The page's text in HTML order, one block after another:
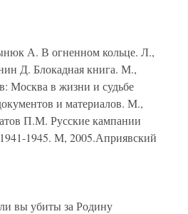
А. В огненном кольце. Л.,
Д. Блокадная книга. М.,
Москва в жизни и судьбе
и материалов. М.,
П.М. Русские кампании
1945. М, 2005.Априявский
вы убиты за Родину